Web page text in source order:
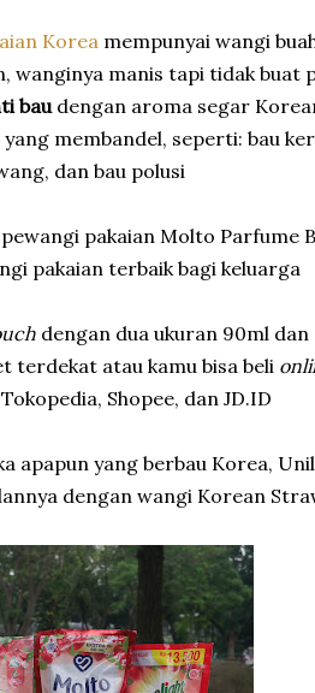
Korea mempunyai wangi
wanginya manis tapi tidak buat
baudengan aroma segar
membandel, seperti: bau
dan bau polusi
pakaian Molto Parfume
pakaian terbaik bagi keluarga
dengan dua ukuran 90ml dan
terdekat atau kamu bisa beli
Shopee, dan JD.ID
apapun yang berbau Korea,
dengan wangi Korean